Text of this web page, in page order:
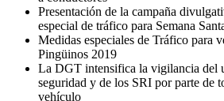
Presentación de la campaña
especial de tráfico para Semana
Medidas especiales de Tráfico para
Pingüinos 2019
La DGT intensifica la vigilancia del
seguridad y de los SRI por parte de
vehículo